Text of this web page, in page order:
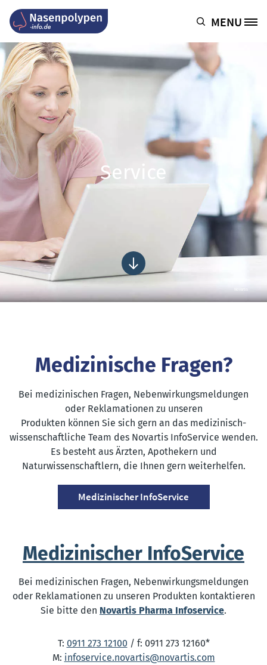
Site Logo MENU
Service
Novartis
Medizinische Fragen?
Bei medizinischen Fragen, Nebenwirkungsmeldungen
oder Reklamationen zu unseren
Produkten können Sie sich gern an das medizinisch-
wissenschaftliche Team des Novartis InfoService wenden.
Es besteht aus Ärzten, Apothekern und
Naturwissenschaftlern, die Ihnen gern weiterhelfen.
Medizinischer InfoService
Medizinischer InfoService
Bei medizinischen Fragen, Nebenwirkungsmeldungen
oder Reklamationen zu unseren Produkten kontaktieren
Sie bitte den Novartis Pharma Infoservice.
T: 0911 273 12100 / f: 0911 273 12160*
M: infoservice.novartis@novartis.com